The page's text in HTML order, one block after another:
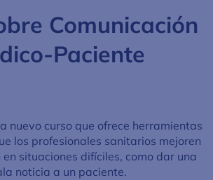
Comunicación
Paciente
nuevo curso que ofrece herramientas
los profesionales sanitarios mejoren
en situaciones difíciles, como dar una
noticia a un paciente.